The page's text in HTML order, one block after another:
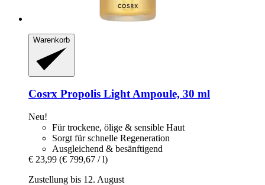
Warenkorb
Cosrx Propolis Light Ampoule, 30 ml
Neu!
Für trockene, ölige & sensible Haut
Sorgt für schnelle Regeneration
Ausgleichend & besänftigend
€ 23,99 (€ 799,67 / l)
Zustellung bis 12. August